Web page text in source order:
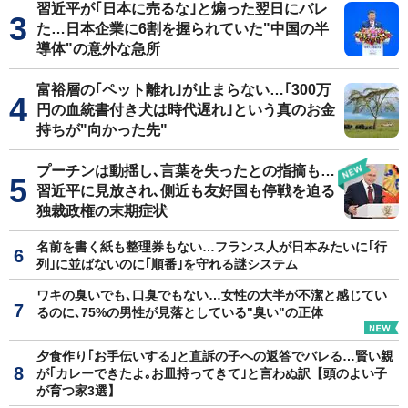
習近平が｢日本に売るな｣と煽った翌日にバレ
た…日本企業に6割を握られていた"中国の半
導体"の意外な急所
富裕層の｢ペット離れ｣が止まらない…｢300万
円の血統書付き犬は時代遅れ｣という真のお金
持ちが"向かった先"
プーチンは動揺し､言葉を失ったとの指摘も…
習近平に見放され､側近も友好国も停戦を迫る
独裁政権の末期症状
名前を書く紙も整理券もない…フランス人が日本みたいに｢行
列｣に並ばないのに｢順番｣を守れる謎システム
ワキの臭いでも､口臭でもない…女性の大半が不潔と感じてい
るのに､75%の男性が見落としている"臭い"の正体
夕食作り｢お手伝いする｣と直訴の子への返答でバレる…賢い親
が｢カレーできたよ｡お皿持ってきて｣と言わぬ訳【頭のよい子
が育つ家3選】